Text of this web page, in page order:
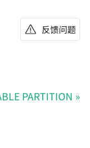
反馈问题
PARTITION